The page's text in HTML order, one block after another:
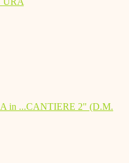
in ...CANTIERE 2" (D.M.